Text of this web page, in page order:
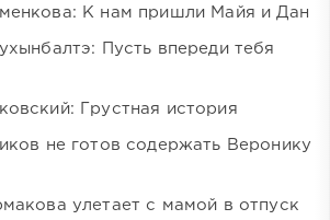
К нам пришли Майя и Дан
Пусть впереди тебя
Грустная история
не готов содержать Веронику
улетает с мамой в отпуск